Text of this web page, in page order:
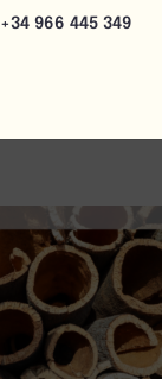
+34 966 445 349